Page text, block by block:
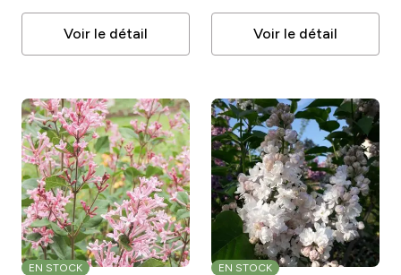
Voir le détail Voir le détail
EN STOCK EN STOCK